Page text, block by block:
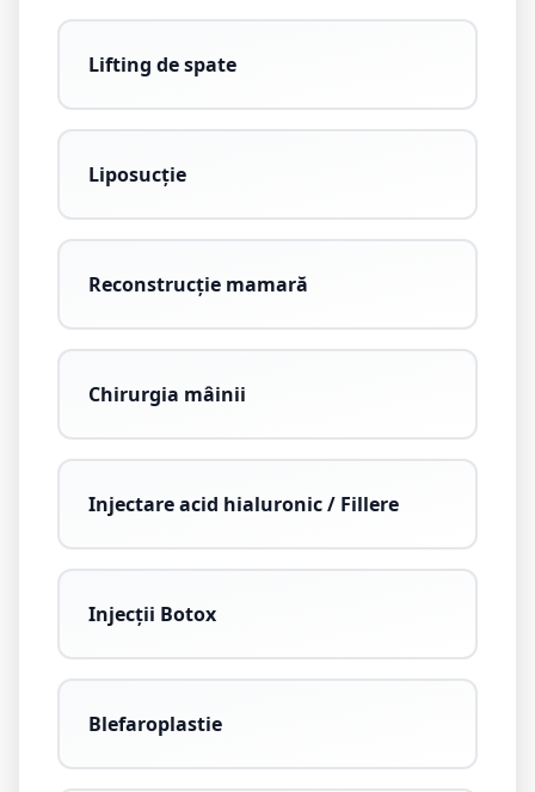
Lifting de spate
Liposucție
Reconstrucție mamară
Chirurgia mâinii
Injectare acid hialuronic / Fillere
Injecții Botox
Blefaroplastie